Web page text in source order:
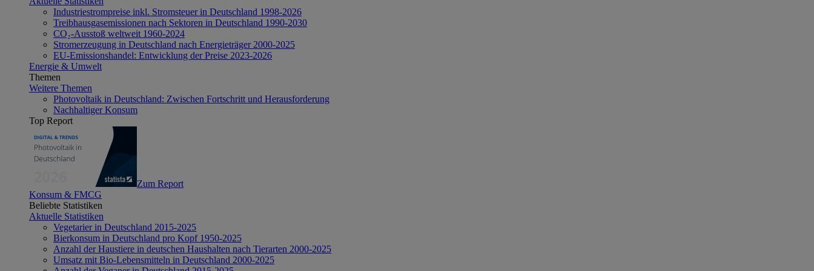
Industriestrompreise inkl. Stromsteuer in Deutschland 1998-2026
Treibhausgasemissionen nach Sektoren in Deutschland 1990-2030
CO₂-Ausstoß weltweit 1960-2024
Stromerzeugung in Deutschland nach Energieträger 2000-2025
EU-Emissionshandel: Entwicklung der Preise 2023-2026
Energie & Umwelt
Themen
Weitere Themen
Photovoltaik in Deutschland: Zwischen Fortschritt und Herausforderung
Nachhaltiger Konsum
Top Report
Zum Report
Konsum & FMCG
Beliebte Statistiken
Aktuelle Statistiken
Vegetarier in Deutschland 2015-2025
Bierkonsum in Deutschland pro Kopf 1950-2025
Anzahl der Haustiere in deutschen Haushalten nach Tierarten 2000-2025
Umsatz mit Bio-Lebensmitteln in Deutschland 2000-2025